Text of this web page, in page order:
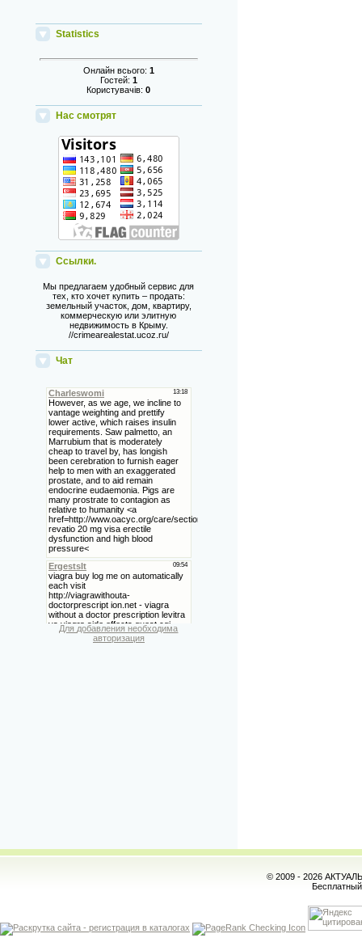
Statistics
Онлайн всього: 1
Гостей: 1
Користувачів:0
Нас смотрят
Ссылки.
Мы предлагаем удобный сервис для
тех, кто хочет купить – продать:
земельный участок, дом, квартиру,
коммерческую или элитную
недвижимость в Крыму.
//crimearealestat.ucoz.ru/
Чат
Для добавления необходима
авторизация
© 2009 - 2026